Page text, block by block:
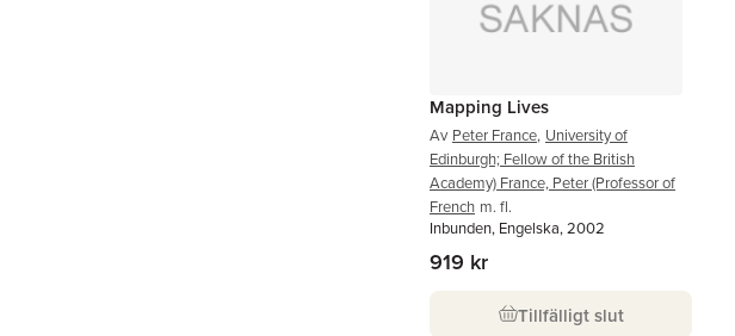
Mapping Lives
Av Peter France, University of
Edinburgh; Fellow of the British
Academy) France, Peter (Professor of
French m. fl.
Inbunden, Engelska, 2002
919 kr
Tillfälligt slut